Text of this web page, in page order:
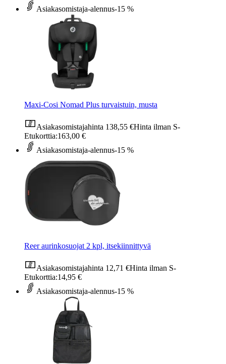
Asiakasomistaja-alennus-15 %
Maxi-Cosi Nomad Plus turvaistuin, musta
Asiakasomistajahinta 138,55 €Hinta ilman S-
Etukorttia:163,00 €
Asiakasomistaja-alennus-15 %
Reer aurinkosuojat 2 kpl, itsekiinnittyvä
Asiakasomistajahinta 12,71 €Hinta ilman S-
Etukorttia:14,95 €
Asiakasomistaja-alennus-15 %